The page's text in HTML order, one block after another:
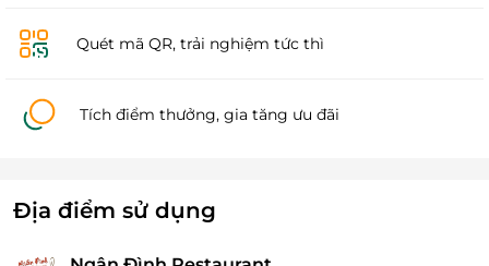
Quét mã QR, trải nghiệm tức thì
Tích điểm thưởng, gia tăng ưu đãi
Địa điểm sử dụng